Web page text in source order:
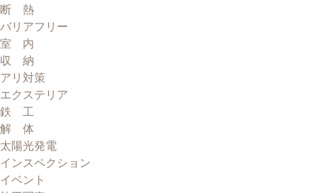
断 熱
バリアフリー
室 内
収 納
アリ対策
エクステリア
鉄 工
解 体
太陽光発電
インスペクション
イベント